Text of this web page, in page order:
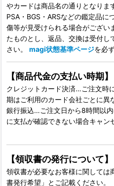
やカードは商品名の通りとなりま
PSA・BGS・ARSなどの鑑定品
傷等が見受けられる場合がござい
たものとし、返品、交換は受付
さい。 magi状態基準ページを必
【商品代金の支払い時期】
クレジットカード決済…ご注文時
期はご利用のカード会社ごとに異
銀行振込…ご注文日から8時間以
に支払が確認できない場合キャン
【領収書の発行について】
領収書が必要なお客様に関しては
書発行希望」とご記載ください。